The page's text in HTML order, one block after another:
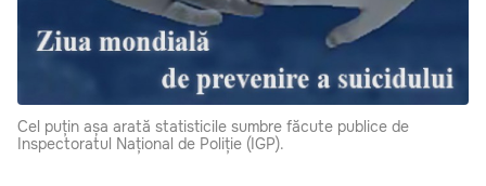
Cel puțin așa arată statisticile sumbre făcute publice de
Inspectoratul Național de Poliție (IGP).